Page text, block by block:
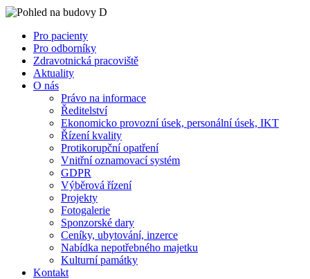
Pro pacienty
Pro odborníky
Zdravotnická pracoviště
Aktuality
O nás
Právo na informace
Ředitelství
Ekonomicko provozní úsek, personální úsek, IKT
Řízení kvality
Protikorupční opatření
Vnitřní oznamovací systém
GDPR
Výběrová řízení
Projekty
Fotogalerie
Sponzorské dary
Ceníky, ubytování, inzerce
Nabídka nepotřebného majetku
Kulturní památky
Kontakt